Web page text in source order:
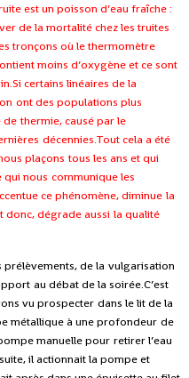
est un poisson d’eau fraîche :
de la mortalité chez les truites
tronçons où le thermomètre
moins d’oxygène et ce sont
certains linéaires de la
ont des populations plus
de thermie, causé par le
décennies.Tout cela a été
plaçons tous les ans et qui
qui nous communique les
ce phénomène, diminue la
donc, dégrade aussi la qualité
de la vulgarisation
au débat de la soirée.C’est
vu prospecter dans le lit de la
métallique à une profondeur de
manuelle pour retirer l’eau
il actionnait la pompe et